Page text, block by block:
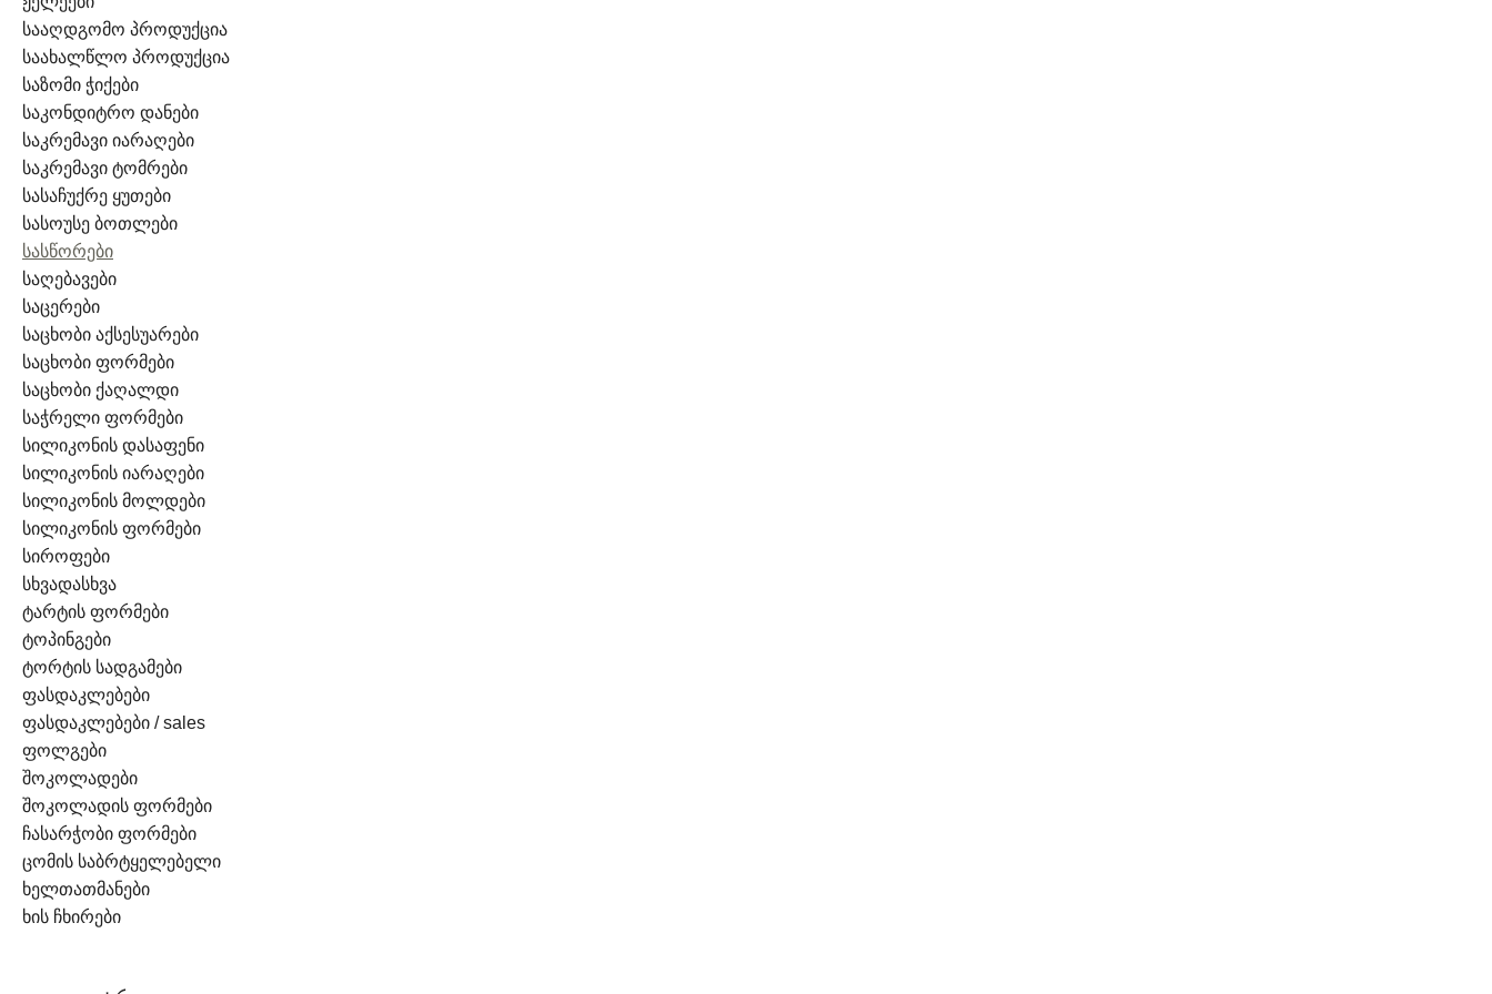
სააღდგომო პროდუქცია
საახალწლო პროდუქცია
საზომი ჭიქები
საკონდიტრო დანები
საკრემავი იარაღები
საკრემავი ტომრები
სასაჩუქრე ყუთები
სასოუსე ბოთლები
სასწორები
საღებავები
საცერები
საცხობი აქსესუარები
საცხობი ფორმები
საცხობი ქაღალდი
საჭრელი ფორმები
სილიკონის დასაფენი
სილიკონის იარაღები
სილიკონის მოლდები
სილიკონის ფორმები
სიროფები
სხვადასხვა
ტარტის ფორმები
ტოპინგები
ტორტის სადგამები
ფასდაკლებები
ფასდაკლებები / sales
ფოლგები
შოკოლადები
შოკოლადის ფორმები
ჩასარჭობი ფორმები
ცომის საბრტყელებელი
ხელთათმანები
ხის ჩხირები